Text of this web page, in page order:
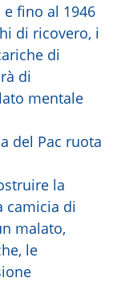
fino al 1946
di ricovero, i
di
di
mentale
del Pac ruota
la
camicia di
malato,
le